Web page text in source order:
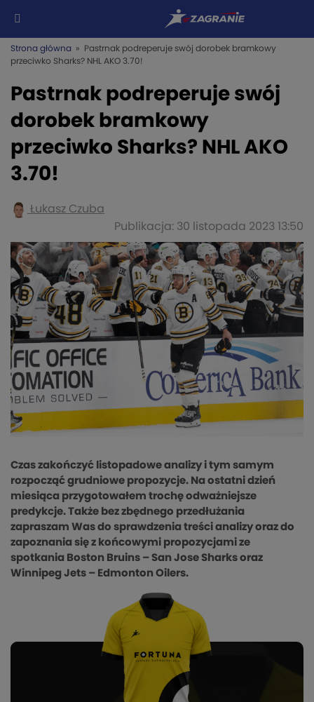
Strona główna » Pastrnak podreperuje swój dorobek bramkowy
przeciwko Sharks? NHL AKO 3.70!
Pastrnak podreperuje swój
dorobek bramkowy
przeciwko Sharks? NHL AKO
3.70!
Łukasz Czuba
Publikacja: 30 listopada 2023 13:50
Czas zakończyć listopadowe analizy i tym samym
rozpocząć grudniowe propozycje. Na ostatni dzień
miesiąca przygotowałem trochę odważniejsze
predykcje. Także bez zbędnego przedłużania
zapraszam Was do sprawdzenia treści analizy oraz do
zapoznania się z końcowymi propozycjami ze
spotkania Boston Bruins – San Jose Sharks oraz
Winnipeg Jets – Edmonton Oilers.